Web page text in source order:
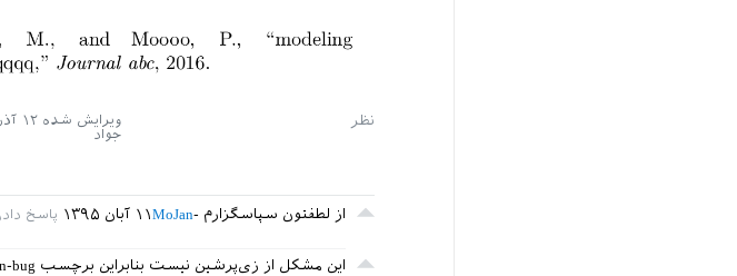
ویرایش شده ۱۲ آذر ۱۳۹۵
جواد
از لطفتون سپاسگزارم ۱۱ آبان ۱۳۹۵MoJan